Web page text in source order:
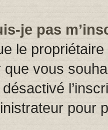
je pas
le
que vous
pour